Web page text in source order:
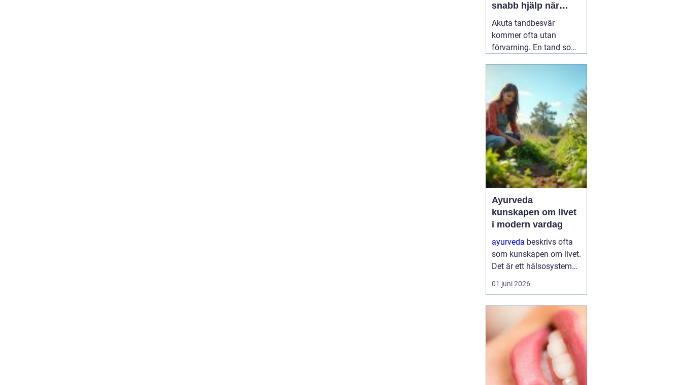
snabb hjälp när
tanden krisar
Akuta tandbesvär
kommer ofta utan
förvarning. En tand som
du knappt kan sova. En
fyllning kan lossna
lagom till helgen, eller en
tand kan skadas vid en
olycka. I sådana lägen
söker många på04 juni
2026
Ayurveda
kunskapen om livet
i modern vardag
ayurveda beskrivs ofta
som kunskapen om livet.
Det är ett hälsosystem
som betonar balans,
helhet och samspelet
omgivning. I stället för
att bara fokusera på
symtom försöker
ayurve...
01 juni 2026